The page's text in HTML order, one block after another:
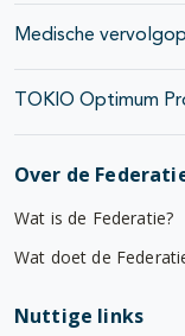
Medische
TOKIO Optimum
Over de
Wat is de Federatie?
Wat doet de
Nuttige links